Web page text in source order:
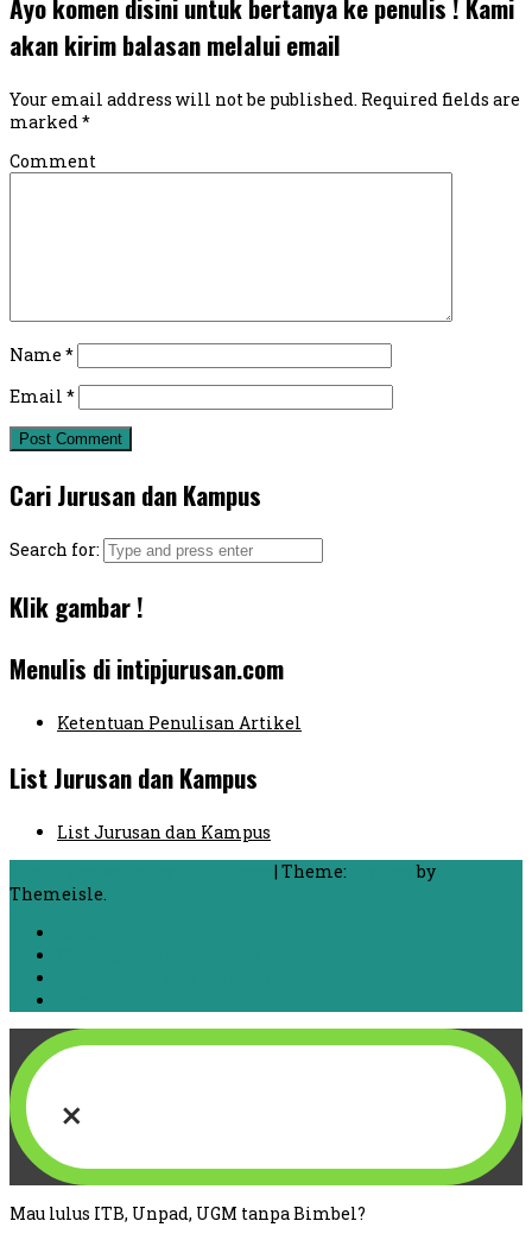
akan kirim balasan melalui email
Your email address will not be published. Required fields are
marked *
Comment
Name *
Email *
Cari Jurusan dan Kampus
Search for:
Klik gambar !
Menulis di intipjurusan.com
Ketentuan Penulisan Artikel
List Jurusan dan Kampus
List Jurusan dan Kampus
| Theme:
by
Themeisle.
×
Mau lulus ITB, Unpad, UGM tanpa Bimbel?